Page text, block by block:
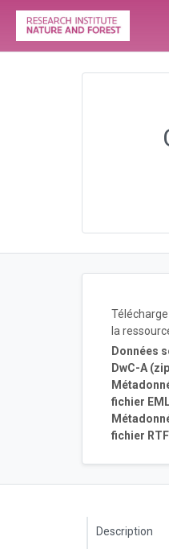
la
Données
DwC-A
fichier
fichier RTF
Description